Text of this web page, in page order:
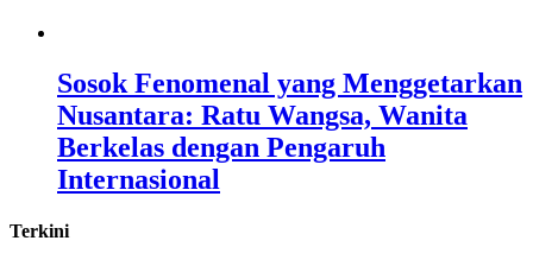
Sosok Fenomenal yang Menggetarkan
Nusantara: Ratu Wangsa, Wanita
Berkelas dengan Pengaruh
Internasional
Terkini